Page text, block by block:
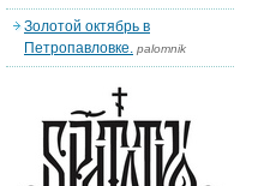
Золотой октябрь в
Петропавловке. palomnik